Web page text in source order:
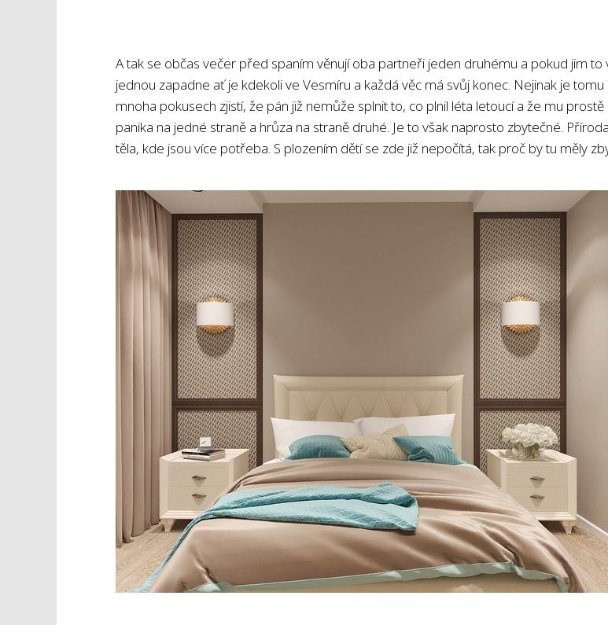
A tak se občas večer před spaním věnují oba partneři jeden druhému a pokud jim to
jednou zapadne ať je kdekoli ve Vesmíru a každá věc má svůj konec. Nejinak je
mnoha pokusech zjistí, že pán již nemůže splnit to, co plnil léta letoucí a že mu
panika na jedné straně a hrůza na straně druhé. Je to však naprosto zbytečné.
těla, kde jsou více potřeba. S plozením dětí se zde již nepočítá, tak proč by tu měly